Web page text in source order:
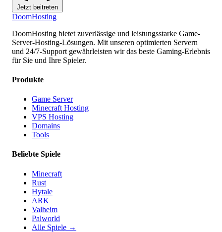
Jetzt beitreten
DoomHosting
DoomHosting bietet zuverlässige und leistungsstarke Game-
Server-Hosting-Lösungen. Mit unseren optimierten Servern
und 24/7-Support gewährleisten wir das beste Gaming-Erlebnis
für Sie und Ihre Spieler.
Produkte
Game Server
Minecraft Hosting
VPS Hosting
Domains
Tools
Beliebte Spiele
Minecraft
Rust
Hytale
ARK
Valheim
Palworld
Alle Spiele →